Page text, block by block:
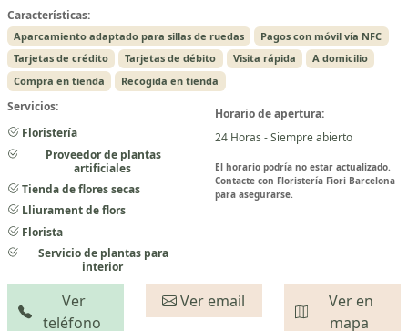
Características:
Aparcamiento adaptado para sillas de ruedas
Pagos con móvil vía NFC
Tarjetas de crédito
Tarjetas de débito Visita rápida
A domicilio
Compra en tienda
Recogida en tienda
Servicios:
Floristería
Proveedor de plantas
artificiales
Tienda de flores secas
Lliurament de flors
Florista
Servicio de plantas para
interior
Horario de apertura:
24 Horas - Siempre abierto
El horario podría no estar actualizado.
Contacte con Floristería Fiori Barcelona
para asegurarse.
Ver
teléfono
Ver email
Ver en
mapa